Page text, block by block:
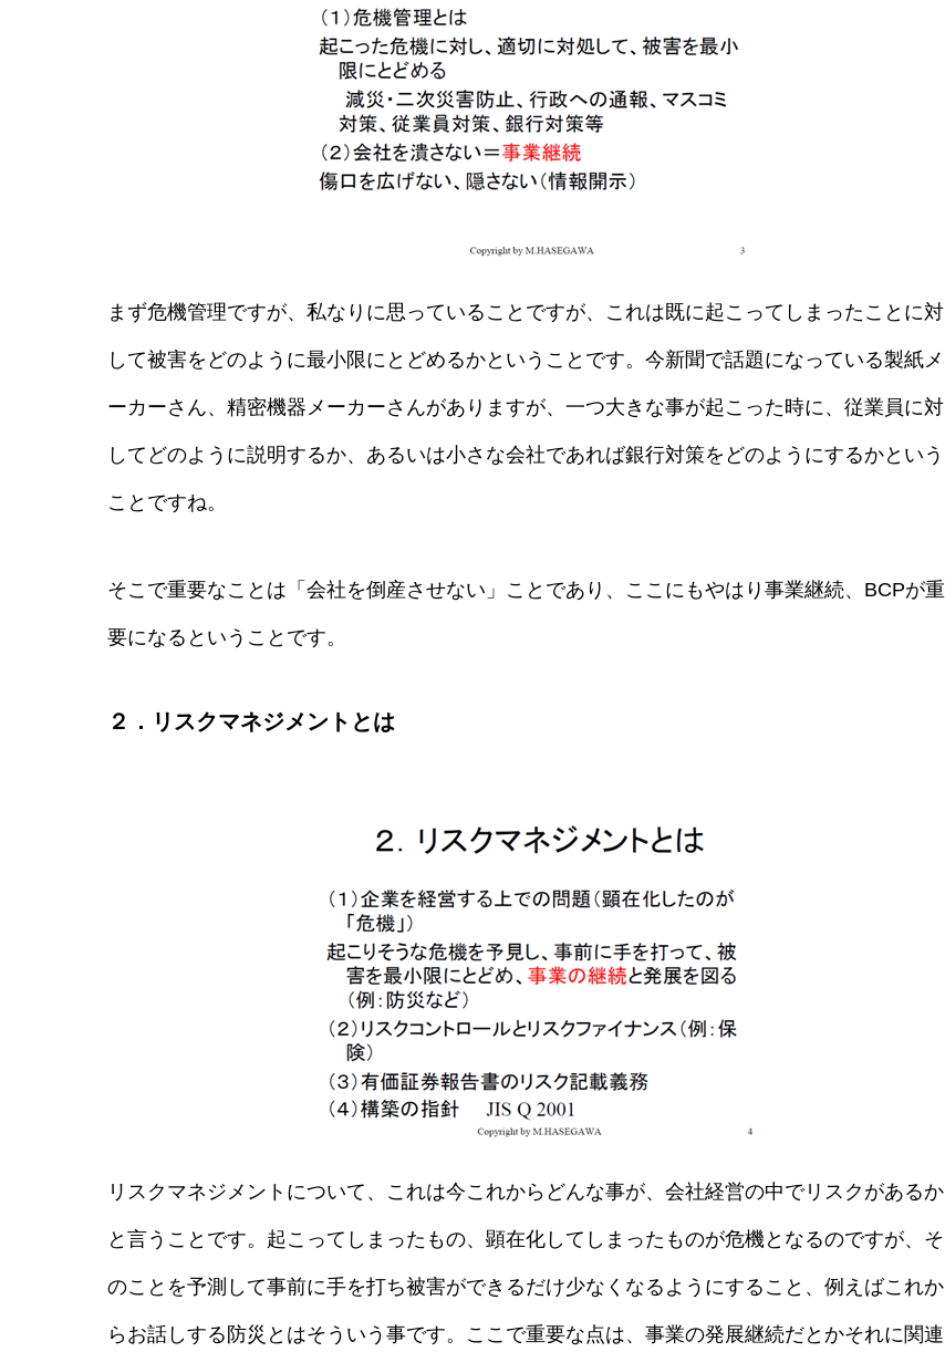
まず危機管理ですが、私なりに思っていることですが、これは既に起こってしまったことに対
して被害をどのように最小限にとどめるかということです。今新聞で話題になっている製紙メ
ーカーさん、精密機器メーカーさんがありますが、一つ大きな事が起こった時に、従業員に対
してどのように説明するか、あるいは小さな会社であれば銀行対策をどのようにするかという
ことですね。
そこで重要なことは「会社を倒産させない」ことであり、ここにもやはり事業継続、BCPが重
要になるということです。
２．リスクマネジメントとは
リスクマネジメントについて、これは今これからどんな事が、会社経営の中でリスクがあるか
と言うことです。起こってしまったもの、顕在化してしまったものが危機となるのですが、そ
のことを予測して事前に手を打ち被害ができるだけ少なくなるようにすること、例えばこれか
らお話しする防災とはそういう事です。ここで重要な点は、事業の発展継続だとかそれに関連